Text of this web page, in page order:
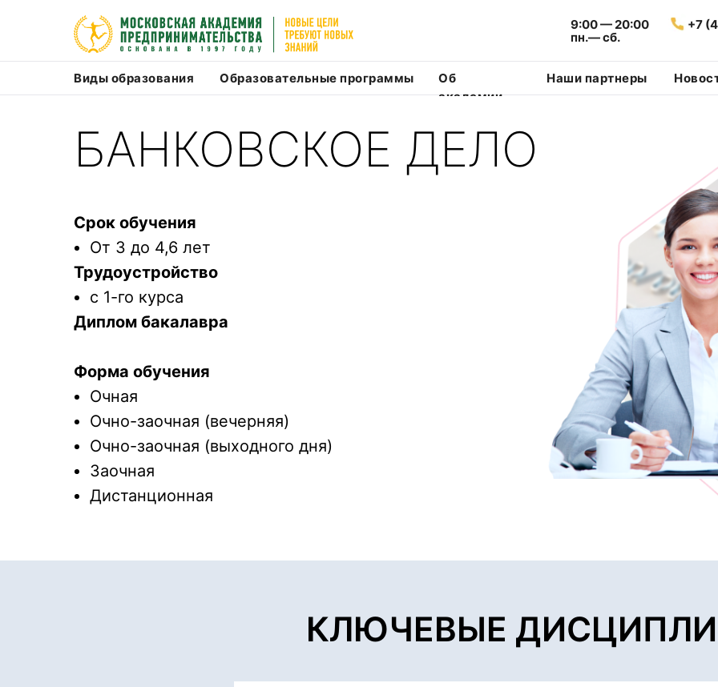
9:00 — 20:00
пн.— сб.
+7
Виды образования Образовательные программы
Об
академии
Наши партнеры
Срок обучения
От 3 до 4,6 лет
Трудоустройство
с 1-го курса
Диплом бакалавра
Форма обучения
Очная
Очно-заочная (вечерняя)
Очно-заочная (выходного дня)
Заочная
Дистанционная
БАНКОВСКОЕ ДЕЛО
КЛЮЧЕВЫЕ